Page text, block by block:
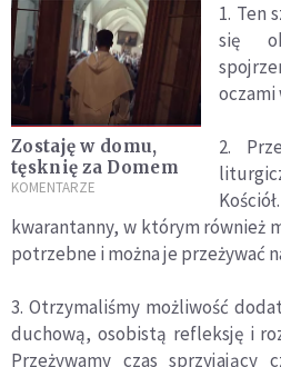
Zostaję w domu,
tęsknię za Domem
KOMENTARZE
1. Ten
się
oczami
2.
kwarantanny, w którym również
potrzebne i można je przeżywać
3. Otrzymaliśmy możliwość
duchową, osobistą refleksję i
Przeżywamy czas sprzyjający